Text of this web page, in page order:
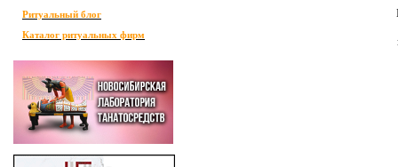
Ритуальный блог
Каталог ритуальных фирм